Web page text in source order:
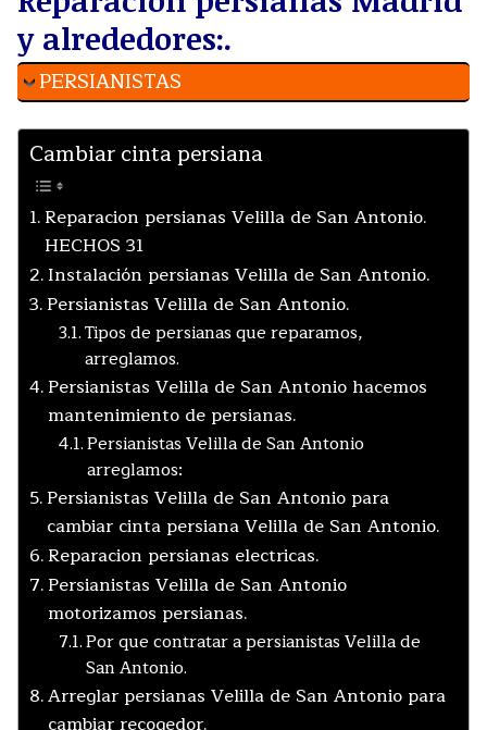
y alrededores:.
PERSIANISTAS
Cambiar cinta persiana
Reparacion persianas Velilla de San Antonio.
HECHOS 31
Instalación persianas Velilla de San Antonio.
Persianistas Velilla de San Antonio.
Tipos de persianas que reparamos,
arreglamos.
Persianistas Velilla de San Antonio hacemos
mantenimiento de persianas.
Persianistas Velilla de San Antonio
arreglamos:
Persianistas Velilla de San Antonio para
cambiar cinta persiana Velilla de San Antonio.
Reparacion persianas electricas.
Persianistas Velilla de San Antonio
motorizamos persianas.
Por que contratar a persianistas Velilla de
San Antonio.
Arreglar persianas Velilla de San Antonio para